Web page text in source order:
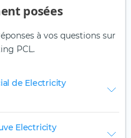
posées
à vos questions sur
PCL.
de Electricity
Electricity